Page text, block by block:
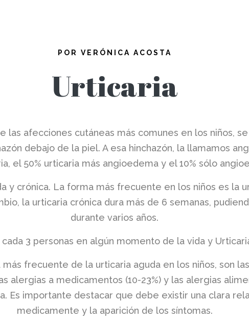
POR VERÓNICA ACOSTA
Urticaria
las afecciones cutáneas más comunes en los niños,
debajo de la piel. A esa hinchazón, la llamamos
el 50% urticaria más angioedema y el 10% sólo
y crónica. La forma más frecuente en los niños es la
la urticaria crónica dura más de 6 semanas,
durante varios años.
cada 3 personas en algún momento de la vida y
frecuente de la urticaria aguda en los niños, son
alergias a medicamentos (10-23%) y las alergias
Es importante destacar que debe existir una clara
medicamente y la aparición de los síntomas.